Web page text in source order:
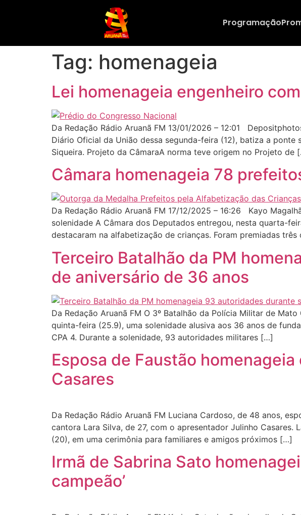
Programação
Tag: homenageia
Lei homenageia engenheiro
Da Redação Rádio Aruanã FM 13/01/2026 – 12:01
Diário Oficial da União dessa segunda-feira (12), batiza a
Siqueira. Projeto da CâmaraA norma teve origem no Projeto de
Câmara homenageia 78
Da Redação Rádio Aruanã FM 17/12/2025 – 16:26 Kayo
solenidade A Câmara dos Deputados entregou, nesta quarta-
destacaram na alfabetização de crianças. Foram premiadas
Terceiro Batalhão da PM
de aniversário de 36 anos
Da Redação Aruanã FM O 3º Batalhão da Polícia Militar de
quinta-feira (25.9), uma solenidade alusiva aos 36 anos de
CPA 4. Durante a solenidade, 93 autoridades militares […]
Esposa de Faustão
Casares
Da Redação Rádio Aruanã FM Luciana Cardoso, de 48 anos,
cantora Lara Silva, de 27, com o apresentador Julinho
(20), em uma cerimônia para familiares e amigos próximos […]
Irmã de Sabrina Sato
campeão’